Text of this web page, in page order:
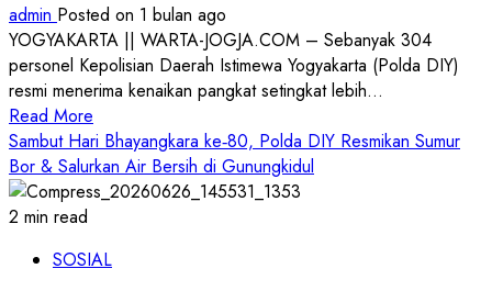
Potensi
Kenakalan
Selama
Liburan
admin Posted on 1 bulan ago
YOGYAKARTA || WARTA-JOGJA.COM – Sebanyak 304
personel Kepolisian Daerah Istimewa Yogyakarta (Polda DIY)
resmi menerima kenaikan pangkat setingkat lebih...
Read More
more
about
Polda
304
Sambut Hari Bhayangkara ke‑80, Polda DIY Resmikan Sumur
Bor & Salurkan Air Bersih di Gunungkidul
2 min read
SOSIAL